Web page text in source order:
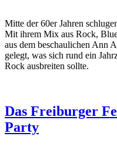
Mitte der 60er Jahren
Mit ihrem Mix aus Rock,
aus dem beschaulichen Ann
gelegt, was sich rund ein
Rock ausbreiten sollte.
Das Freiburger
Party